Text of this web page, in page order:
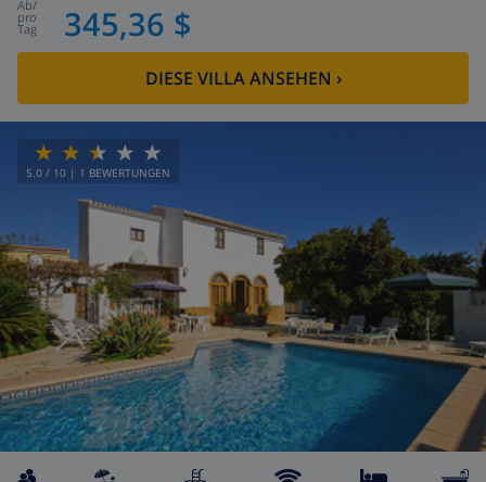
ab/
pro
Tag 345,36 $
DIESE VILLA ANSEHEN ›
5.0 / 10 | 1 BEWERTUNGEN